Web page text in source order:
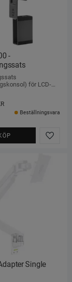
-
för LCD-
100 x 100
Lägg
Beställningsvara
Single